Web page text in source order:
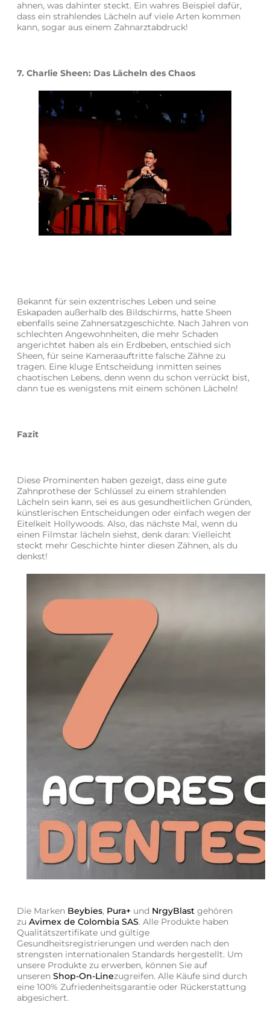
ahnen, was dahinter steckt. Ein wahres Beispiel dafür,
dass ein strahlendes Lächeln auf viele Arten kommen
kann, sogar aus einem Zahnarztabdruck!
7. Charlie Sheen: Das Lächeln des Chaos
Bekannt für sein exzentrisches Leben und seine
Eskapaden außerhalb des Bildschirms, hatte Sheen
ebenfalls seine Zahnersatzgeschichte. Nach Jahren von
schlechten Angewohnheiten, die mehr Schaden
angerichtet haben als ein Erdbeben, entschied sich
Sheen, für seine Kameraauftritte falsche Zähne zu
tragen. Eine kluge Entscheidung inmitten seines
chaotischen Lebens, denn wenn du schon verrückt bist,
dann tue es wenigstens mit einem schönen Lächeln!
Fazit
Diese Prominenten haben gezeigt, dass eine gute
Zahnprothese der Schlüssel zu einem strahlenden
Lächeln sein kann, sei es aus gesundheitlichen Gründen,
künstlerischen Entscheidungen oder einfach wegen der
Eitelkeit Hollywoods. Also, das nächste Mal, wenn du
einen Filmstar lächeln siehst, denk daran: Vielleicht
steckt mehr Geschichte hinter diesen Zähnen, als du
denkst!
Die Marken Beybies, Pura+ und NrgyBlast gehören
zu Avimex de Colombia SAS. Alle Produkte haben
Qualitätszertifikate und gültige
Gesundheitsregistrierungen und werden nach den
strengsten internationalen Standards hergestellt. Um
unsere Produkte zu erwerben, können Sie auf
unseren Shop-On-Linezugreifen. Alle Käufe sind durch
eine 100% Zufriedenheitsgarantie oder Rückerstattung
abgesichert.